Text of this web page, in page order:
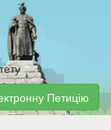
Петицію